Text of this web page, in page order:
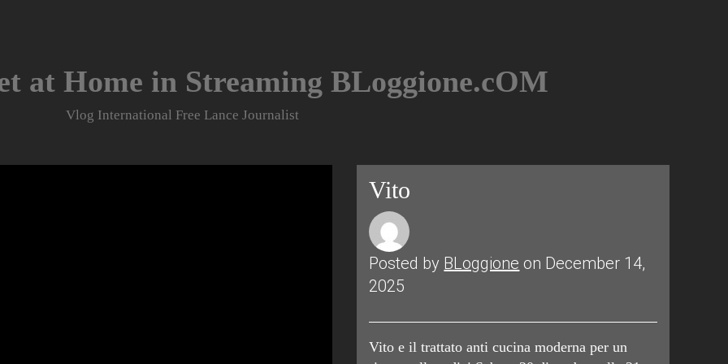
at Home in Streaming BLoggione.cOM
Vlog International Free Lance Journalist
Vito
Posted by BLoggione on December 14,
2025
Vito e il trattato anti cucina moderna per un